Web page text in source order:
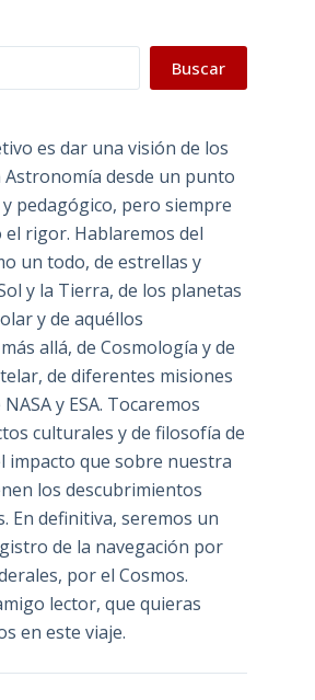
Buscar
es dar una visión de los
Astronomía desde un punto
pedagógico, pero siempre
rigor. Hablaremos del
un todo, de estrellas y
y la Tierra, de los planetas
y de aquéllos
allá, de Cosmología y de
de diferentes misiones
y ESA. Tocaremos
culturales y de filosofía de
impacto que sobre nuestra
los descubrimientos
En definitiva, seremos un
de la navegación por
por el Cosmos.
lector, que quieras
en este viaje.